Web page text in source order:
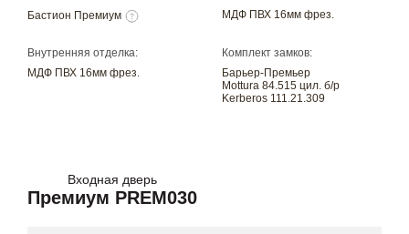
Бастион Премиум
МДФ ПВХ 16мм фрез.
Внутренняя отделка:
МДФ ПВХ 16мм фрез.
Комплект замков:
Барьер-Премьер
Mottura 84.515 цил. б/р
Kerberos 111.21.309
Входная дверь
Премиум PREM030